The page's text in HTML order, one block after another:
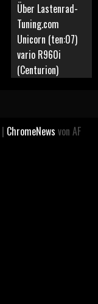
Über Lastenrad-
Tuning.com
Unicorn (ten:07)
vario R960i
(Centurion)
| ChromeNews von AF